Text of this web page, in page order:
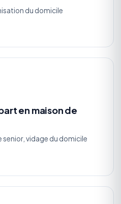
du domicile
en maison de
senior, vidage du domicile